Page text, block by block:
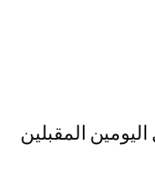
المقبلين